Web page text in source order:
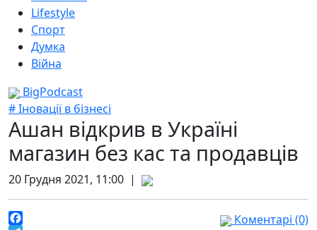
Lifestyle
Спорт
Думка
Війна
BigPodcast
# Іновації в бізнесі
Ашан відкрив в Україні
магазин без кас та продавців
20 Грудня 2021, 11:00 |
Коментарі (0)